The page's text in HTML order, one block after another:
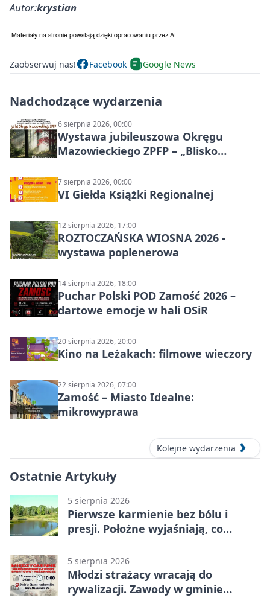
Autor:krystian
Zaobserwuj nas! Facebook Google News
Nadchodzące wydarzenia
6 sierpnia 2026, 00:00
Wystawa jubileuszowa Okręgu
Mazowieckiego ZPFP – „Blisko
7 sierpnia 2026, 00:00
VI Giełda Książki Regionalnej
12 sierpnia 2026, 17:00
ROZTOCZAŃSKA WIOSNA 2026 -
wystawa poplenerowa
14 sierpnia 2026, 18:00
Puchar Polski POD Zamość 2026 –
dartowe emocje w hali OSiR
20 sierpnia 2026, 20:00
Kino na Leżakach: filmowe wieczory
22 sierpnia 2026, 07:00
Zamość – Miasto Idealne:
mikrowyprawa
Kolejne wydarzenia
Ostatnie Artykuły
5 sierpnia 2026
Pierwsze karmienie bez bólu i
presji. Położne wyjaśniają, co
5 sierpnia 2026
Młodzi strażacy wracają do
rywalizacji. Zawody w gminie